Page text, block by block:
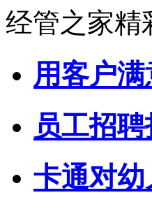
经管之家精
用客户满
员工招
卡通对